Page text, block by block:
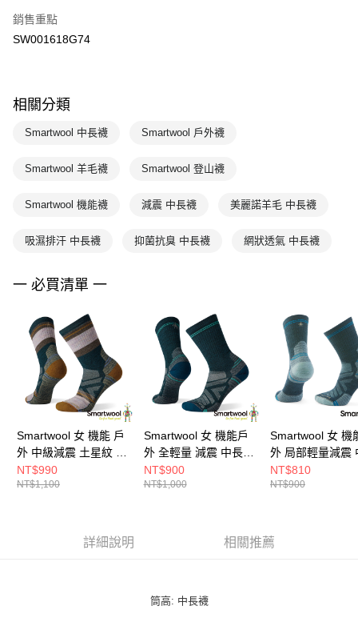
銷售重點
SW001618G74
相關分類
Smartwool 中長襪 Smartwool 戶外襪
Smartwool 羊毛襪 Smartwool 登山襪
Smartwool 機能襪 減震 中長襪 美麗諾羊毛 中長襪
吸濕排汗 中長襪 抑菌抗臭 中長襪 網狀透氣 中長襪
一 必買清單 一
Smartwool 女 機能 戶
外 中級減震 土星紋 中
長襪 中筒襪 暮光藍
NT$990
NT$1,100
Smartwool 女 機能戶
外 全輕量 減震 中長襪
中筒襪 暮光藍
NT$900
NT$1,000
Smartwool 女 機
外 局部輕量減震
襪 暮光藍
NT$810
NT$900
詳細說明 相關推薦
筒高: 中長襪